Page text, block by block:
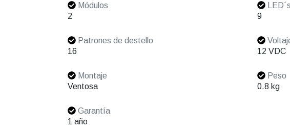
Módulos
2
LED´s
9
Patrones de destello
16
12 VDC
Montaje
Ventosa
Peso
0.8 kg
Garantía
1 año